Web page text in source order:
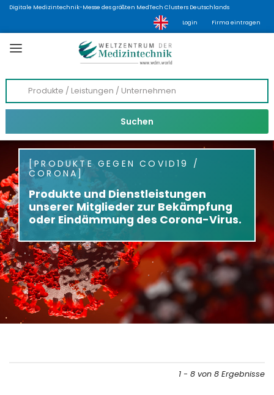
Digitale Medizintechnik-Messe des größten MedTech Clusters Deutschlands
Login Firma eintragen
PRODUKTE GEGEN COVID19 /
CORONA
Produkte und Dienstleistungen
unserer Mitglieder zur Bekämpfung
oder Eindämmung des Corona-Virus.
1 - 8 von 8 Ergebnisse